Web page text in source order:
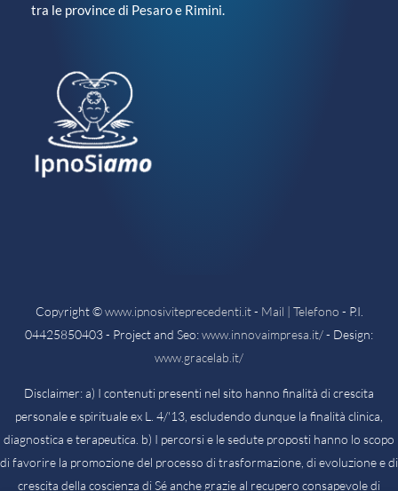
tra le province di Pesaro e Rimini.
Copyright ©www.ipnosiviteprecedenti.it- Mail | Telefono - P.I.
04425850403 - Project and Seo:www.innovaimpresa.it/- Design:
www.gracelab.it/
Disclaimer: a) I contenuti presenti nel sito hanno finalità di crescita
personale e spirituale ex L. 4/'13, escludendo dunque la finalità clinica,
diagnostica e terapeutica. b) I percorsi e le sedute proposti hanno lo scopo
di favorire la promozione del processo di trasformazione, di evoluzione e di
crescita della coscienza di Sé anche grazie al recupero consapevole di